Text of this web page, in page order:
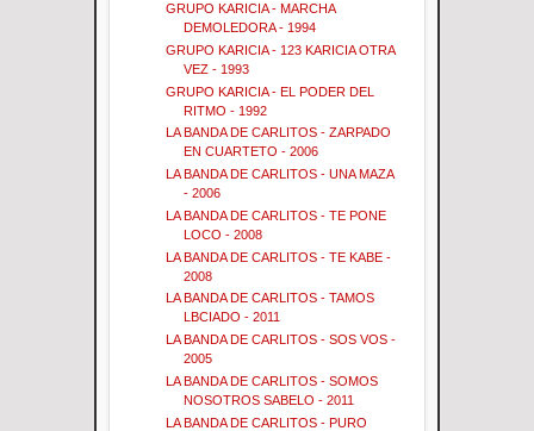
GRUPO KARICIA - MARCHA
DEMOLEDORA - 1994
GRUPO KARICIA - 123 KARICIA OTRA
VEZ - 1993
GRUPO KARICIA - EL PODER DEL
RITMO - 1992
LA BANDA DE CARLITOS - ZARPADO
EN CUARTETO - 2006
LA BANDA DE CARLITOS - UNA MAZA
- 2006
LA BANDA DE CARLITOS - TE PONE
LOCO - 2008
LA BANDA DE CARLITOS - TE KABE -
2008
LA BANDA DE CARLITOS - TAMOS
LBCIADO - 2011
LA BANDA DE CARLITOS - SOS VOS -
2005
LA BANDA DE CARLITOS - SOMOS
NOSOTROS SABELO - 2011
LA BANDA DE CARLITOS - PURO